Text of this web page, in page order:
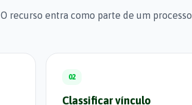
O recurso entra como parte de um
02
Classificar vínculo